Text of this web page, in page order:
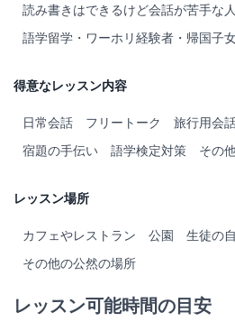
読み書きはできるけど会話が苦手な人
語学留学・ワーホリ経験者・帰国子
得意なレッスン内容
日常会話 フリートーク 旅行用会
宿題の手伝い
語学検定対策 その
レッスン場所
カフェやレストラン 公園
生徒の
その他の公然の場所
レッスン可能時間の目安